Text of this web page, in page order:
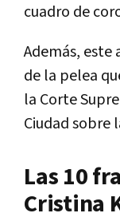
cuadro de
Además,
de la pelea
la Corte
Ciudad sobre
Las 10
Cristina